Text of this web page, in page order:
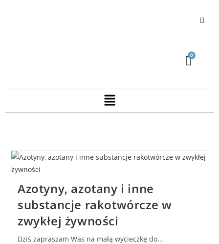
Azotyny, azotany i inne
substancje rakotwórcze w
zwykłej żywności
Dziś zapraszam Was na małą wycieczkę do...